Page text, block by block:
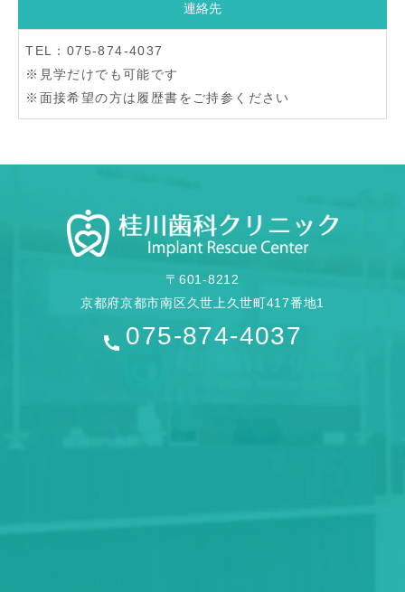
連絡先
TEL：075-874-4037
※見学だけでも可能です
※面接希望の方は履歴書をご持参ください
〒601-8212
京都府京都市南区久世上久世町417番地1
075-874-4037